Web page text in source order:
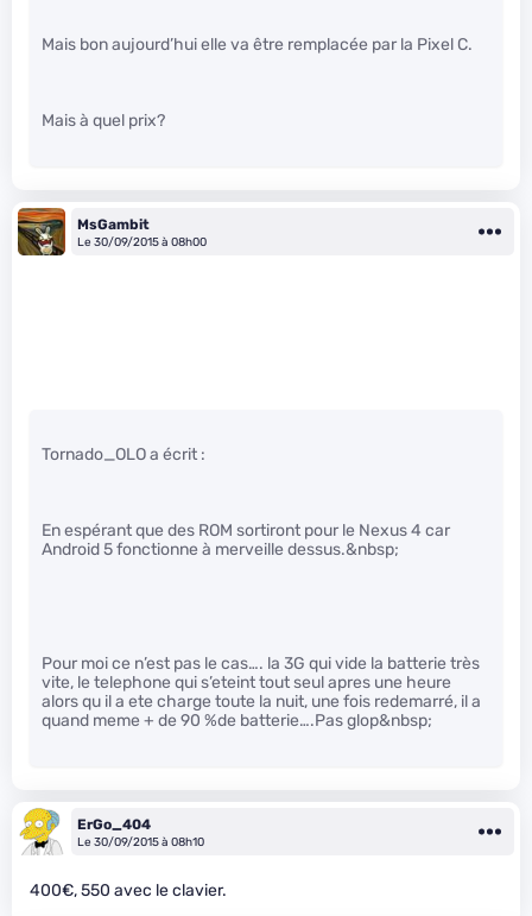
Mais bon aujourd’hui elle va être remplacée par la Pixel C.
Mais à quel prix?
MsGambit
Le 30/09/2015 à 08h00
Tornado_OLO a écrit :
En espérant que des ROM sortiront pour le Nexus 4 car
Android 5 fonctionne à merveille dessus.&nbsp;
Pour moi ce n’est pas le cas…. la 3G qui vide la batterie très
vite, le telephone qui s’eteint tout seul apres une heure
alors qu il a ete charge toute la nuit, une fois redemarré, il a
quand meme + de 90 %de batterie….Pas glop&nbsp;
ErGo_404
Le 30/09/2015 à 08h10
400€, 550 avec le clavier.